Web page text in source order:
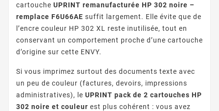
cartouche UPRINT remanufacturée HP 302 noire –
remplace F6U66AE suffit largement. Elle évite que de
l’encre couleur HP 302 XL reste inutilisée, tout en
conservant un comportement proche d’une cartouche
d’origine sur cette ENVY.
Si vous imprimez surtout des documents texte avec
un peu de couleur (factures, devoirs, impressions
administratives), le UPRINT pack de 2 cartouches HP
302 noire et couleur est plus cohérent : vous avez